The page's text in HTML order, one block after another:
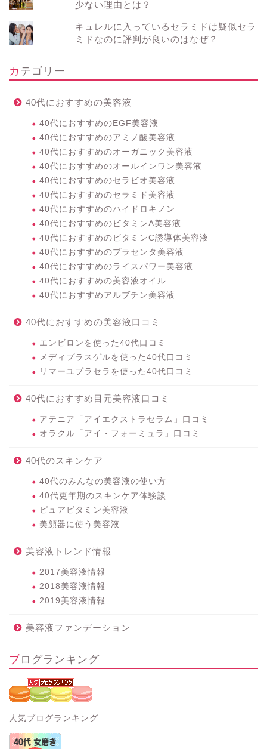
少ない理由とは？
キュレルに入っているセラミドは疑似セラ
ミドなのに評判が良いのはなぜ？
カテゴリー
40代におすすめの美容液
40代におすすめのEGF美容液
40代におすすめのアミノ酸美容液
40代におすすめのオーガニック美容液
40代におすすめのオールインワン美容液
40代におすすめのセラビオ美容液
40代におすすめのセラミド美容液
40代におすすめのハイドロキノン
40代におすすめのビタミンA美容液
40代におすすめのビタミンC誘導体美容液
40代におすすめのプラセンタ美容液
40代におすすめのライスパワー美容液
40代におすすめの美容液オイル
40代におすすめアルブチン美容液
40代におすすめの美容液口コミ
エンビロンを使った40代口コミ
メディプラスゲルを使った40代口コミ
リマーユプラセラを使った40代口コミ
40代におすすめ目元美容液口コミ
アテニア「アイエクストラセラム」口コミ
オラクル「アイ・フォーミュラ」口コミ
40代のスキンケア
40代のみんなの美容液の使い方
40代更年期のスキンケア体験談
ピュアビタミン美容液
美顔器に使う美容液
美容液トレンド情報
2017美容液情報
2018美容液情報
2019美容液情報
美容液ファンデーション
ブログランキング
人気ブログランキング